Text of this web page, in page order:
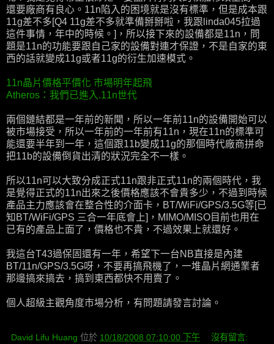
還要廠商有良心。11n陷入的困境就是沒有標準，但是成本跟
11g差不多[Q4 11g差不多就準備掰掰啦，我跟linda045拉過
這件事情，年中的時候。]，所以接下來的設備都是11n，問
題是11n的功能要跟自己家的設備對連才保證，不是自家的東
西的話就變成11g或者11g的衍生加速模式。
11n晶片價格平價化 市場明年起飛
Atheros：我們已進入.11n世代
兩個鏈結都是一年前的新聞，所以一年前11n的設備開始可以
被市場接受，所以一年前的一年前有11n，現在11n的標準可
能還要半年到一年，這個跟11b變成11g的那個時代廠商拼命
把11b的設備倒貨出清的狀況完全不一樣。
所以11n可以大致分成正式11n跟非正式11n的兩個時代，我
是覺得正式的11n出來之後價格應該不會貴多少，不過到時候
產品主力應該會在整合性的介面卡，BT/WiFi/GPS/3.5G等[已
知BT/WiFi/GPS 三合一年底會上]，MIMO/MISO目前也用在
已有的產品上面了，價格也不貴，不過效果上就還好。
我這台T43過保固還有一年，希望下一台NB直接是內建
BT/11n/GPS/3.5G呀，不要再搞飛機了，一堆晶片網通業者
那邊搞來搞去，搞到東西都快不用賣了。
個人超級主觀角度市場分析，有問題請發言討論。
David Lifu Huang 位於 10/18/2008 07:10:00 下午 沒有留言: